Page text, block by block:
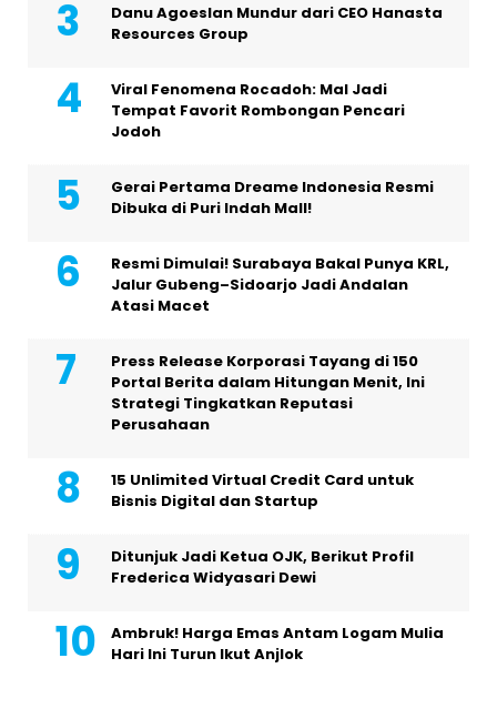
Danu Agoeslan Mundur dari CEO Hanasta
Resources Group
Viral Fenomena Rocadoh: Mal Jadi
Tempat Favorit Rombongan Pencari
Jodoh
Gerai Pertama Dreame Indonesia Resmi
Dibuka di Puri Indah Mall!
Resmi Dimulai! Surabaya Bakal Punya KRL,
Jalur Gubeng–Sidoarjo Jadi Andalan
Atasi Macet
Press Release Korporasi Tayang di 150
Portal Berita dalam Hitungan Menit, Ini
Strategi Tingkatkan Reputasi
Perusahaan
15 Unlimited Virtual Credit Card untuk
Bisnis Digital dan Startup
Ditunjuk Jadi Ketua OJK, Berikut Profil
Frederica Widyasari Dewi
Ambruk! Harga Emas Antam Logam Mulia
Hari Ini Turun Ikut Anjlok